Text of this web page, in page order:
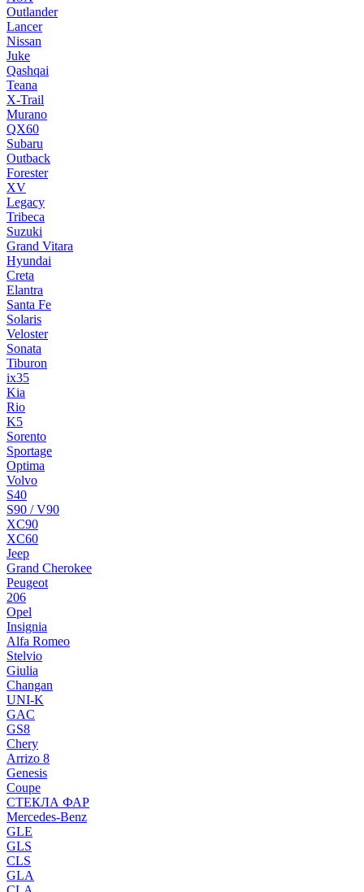
Outlander
Lancer
Nissan
Juke
Qashqai
Teana
X-Trail
Murano
QX60
Subaru
Outback
Forester
XV
Legacy
Tribeca
Suzuki
Grand Vitara
Hyundai
Creta
Elantra
Santa Fe
Solaris
Veloster
Sonata
Tiburon
ix35
Kia
Rio
K5
Sorento
Sportage
Optima
Volvo
S40
S90 / V90
XC90
XC60
Jeep
Grand Cherokee
Peugeot
206
Opel
Insignia
Alfa Romeo
Stelvio
Giulia
Changan
UNI-K
GAC
GS8
Chery
Arrizo 8
Genesis
Coupe
СТЕКЛА ФАР
Mercedes-Benz
GLE
GLS
CLS
GLA